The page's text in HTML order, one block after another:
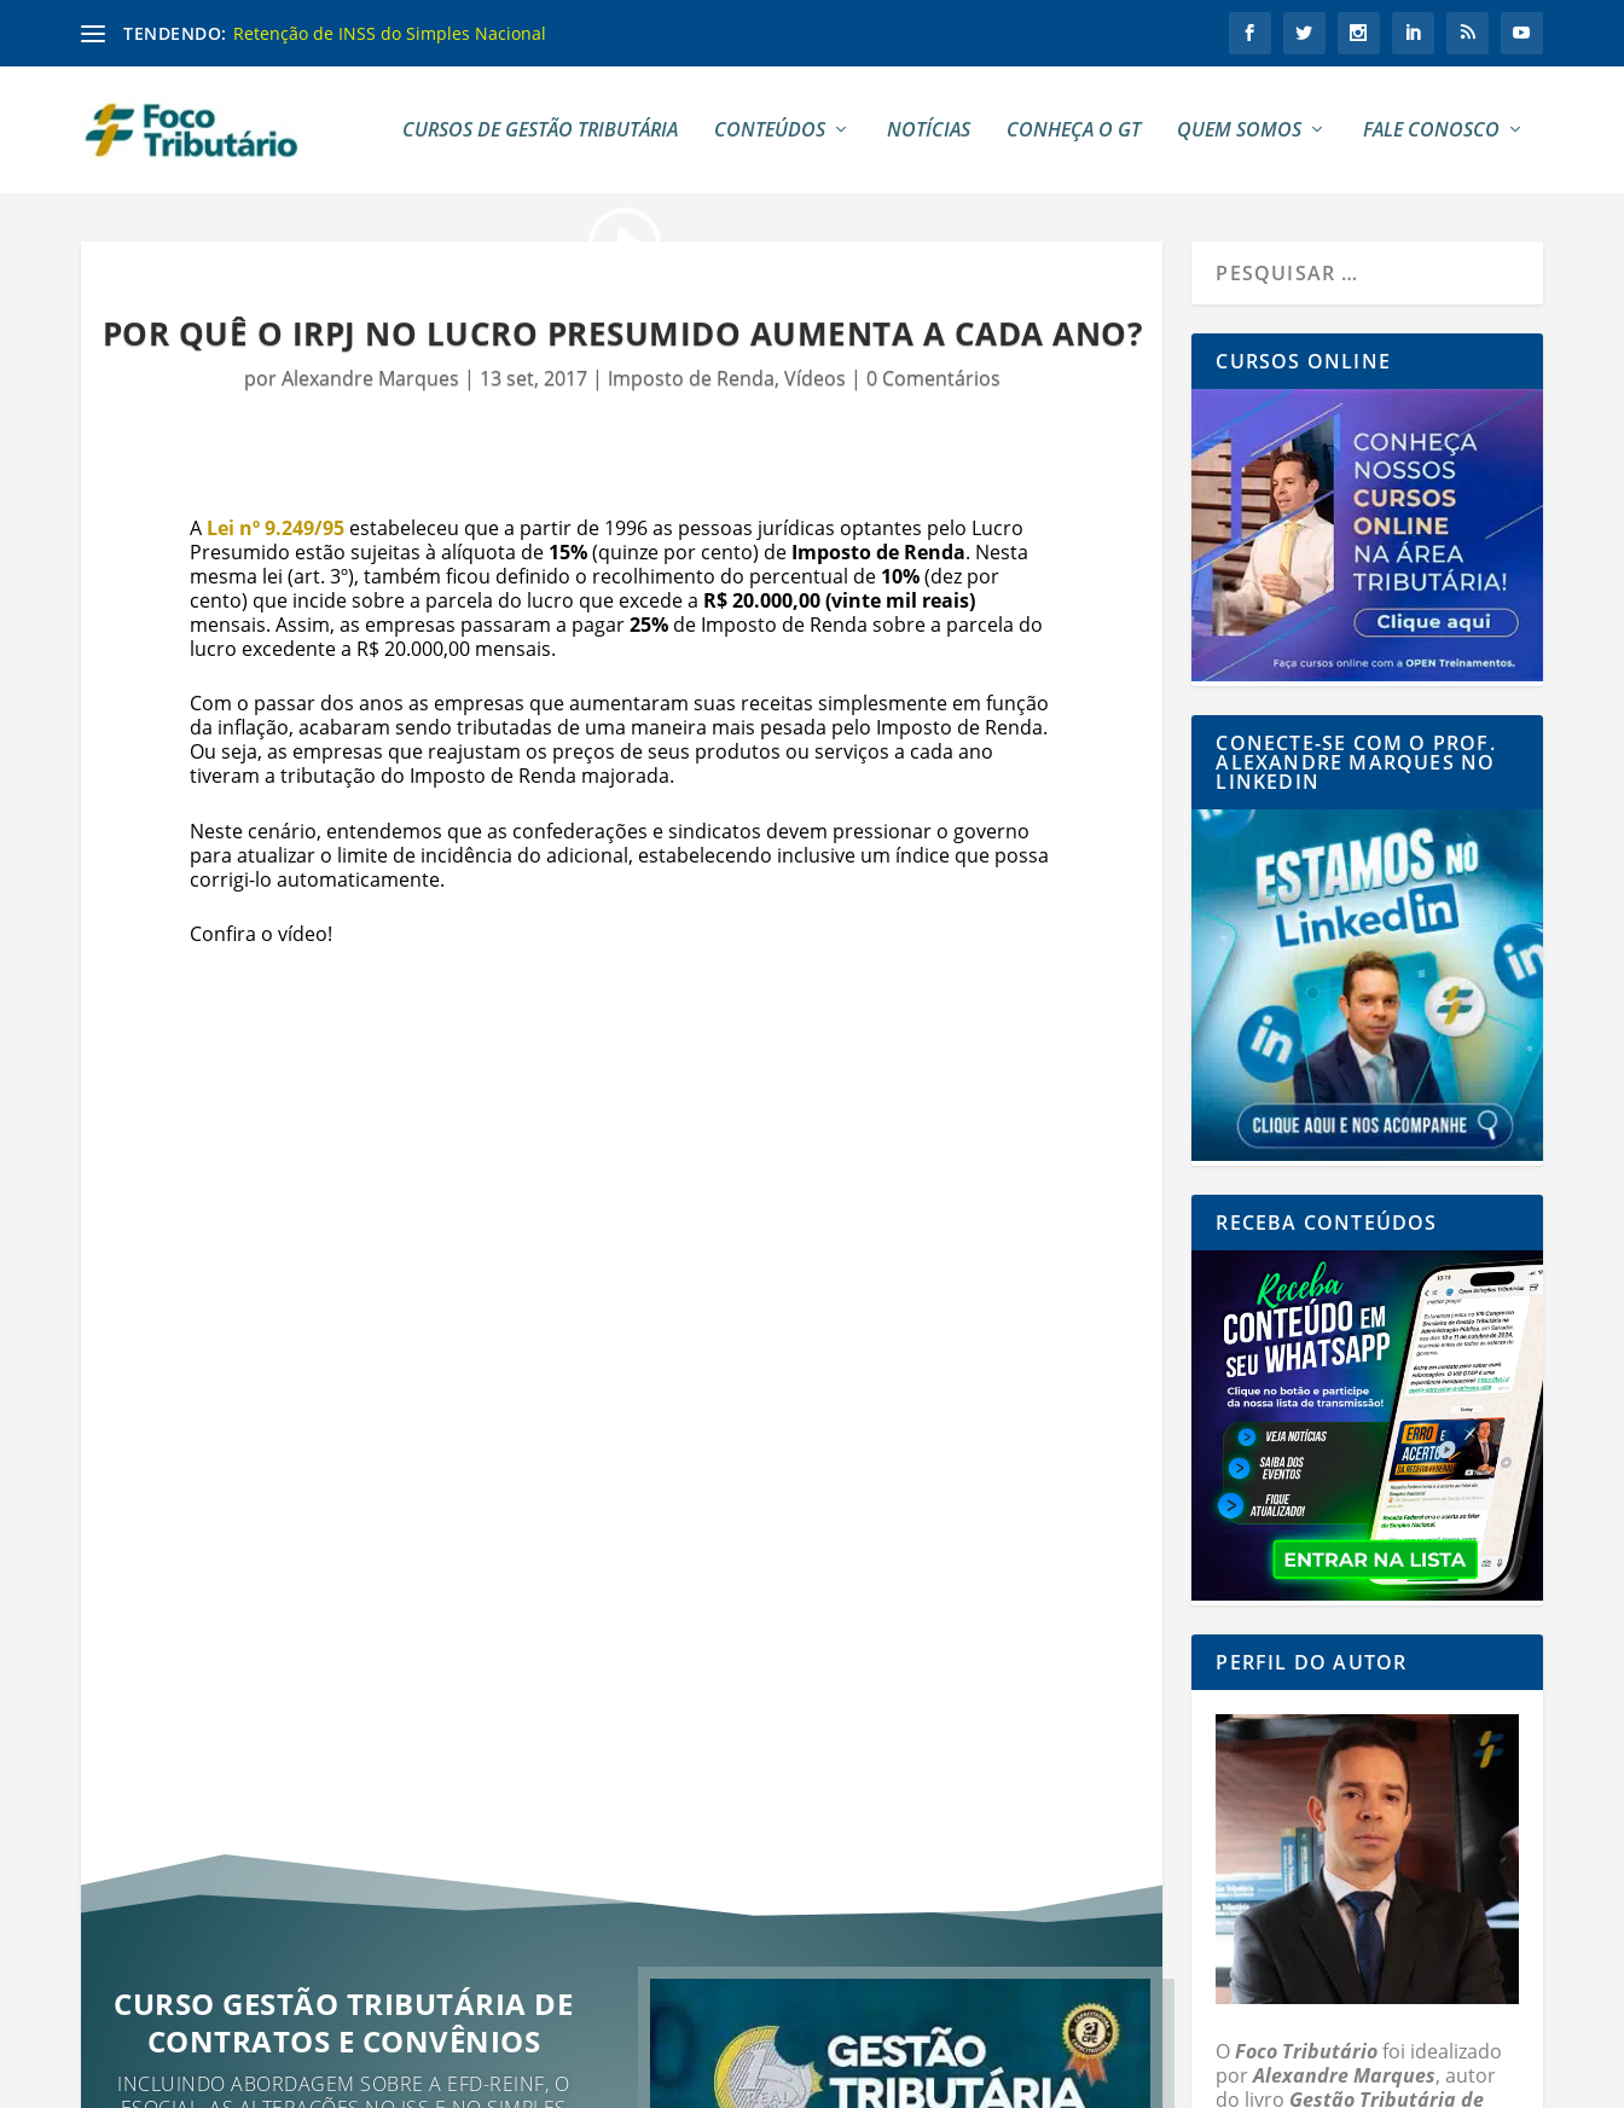
TENDENDO: Retenção de INSS do Simples Nacional
CURSOS DE GESTÃO TRIBUTÁRIA CONTEÚDOS NOTÍCIAS CONHEÇA O GT QUEM SOMOS FALE CONOSCO
POR QUÊ O IRPJ NO LUCRO PRESUMIDO AUMENTA A CADA ANO?
porAlexandre Marques | 13 set, 2017| Imposto de Renda, Vídeos | 0 Comentários
A Lei nº 9.249/95estabeleceu que a partir de 1996 as pessoas jurídicas optantes pelo Lucro
Presumido estão sujeitas à alíquota de 15%(quinze por cento) de Imposto de Renda. Nesta
mesma lei (art. 3º), também ficou definido o recolhimento do percentual de 10%(dez por
cento) que incide sobre a parcela do lucro que excede a R$ 20.000,00 (vinte mil reais)
mensais. Assim, as empresas passaram a pagar25%de Imposto de Renda sobre a parcela do
lucro excedente a R$ 20.000,00 mensais.
Com o passar dos anos as empresas que aumentaram suas receitas simplesmente em função
da inflação, acabaram sendo tributadas de uma maneira mais pesada pelo Imposto de Renda.
Ou seja, as empresas que reajustam os preços de seus produtos ou serviços a cada ano
tiveram a tributação do Imposto de Renda majorada.
Neste cenário, entendemos que as confederações e sindicatos devem pressionar o governo
para atualizar o limite de incidência do adicional, estabelecendo inclusive um índice que possa
corrigi-lo automaticamente.
Confira o vídeo!
CURSO GESTÃO TRIBUTÁRIA DE
CONTRATOS E CONVÊNIOS
INCLUINDO ABORDAGEM SOBRE A EFD-REINF, O
CURSOS ONLINE
CONECTE-SE COM O PROF.
ALEXANDRE MARQUES NO
LINKEDIN
RECEBA CONTEÚDOS
PERFIL DO AUTOR
OFoco Tributáriofoi idealizado
porAlexandre Marques, autor
do livro Gestão Tributária de